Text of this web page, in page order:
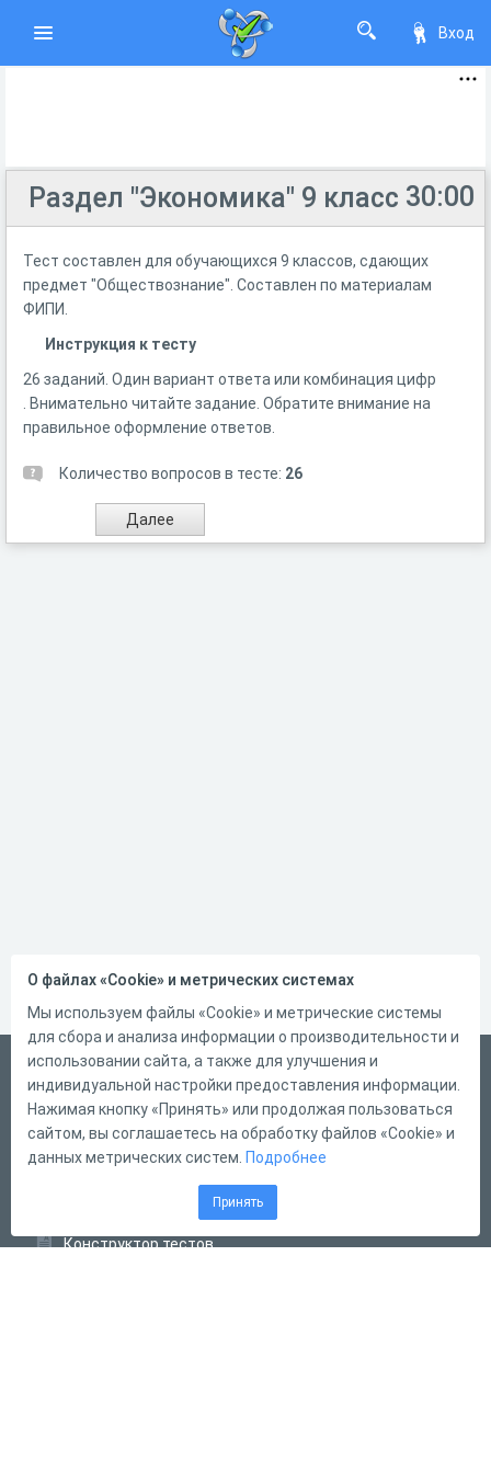
Вход
30:00
Раздел "Экономика" 9 класс
Тест составлен для обучающихся 9 классов, сдающих
предмет "Обществознание". Составлен по материалам
ФИПИ.
Инструкция к тесту
26 заданий. Один вариант ответа или комбинация цифр
. Внимательно читайте задание. Обратите внимание на
правильное оформление ответов.
Количество вопросов в тесте: 26
Русский
Справка
Форма обратной связи
Конструктор тестов
О файлах «Cookie» и метрических системах
Мы используем файлы «Cookie» и метрические системы
для сбора и анализа информации о производительности и
использовании сайта, а также для улучшения и
индивидуальной настройки предоставления информации.
Нажимая кнопку «Принять» или продолжая пользоваться
сайтом, вы соглашаетесь на обработку файлов «Cookie» и
данных метрических систем. Подробнее
Принять